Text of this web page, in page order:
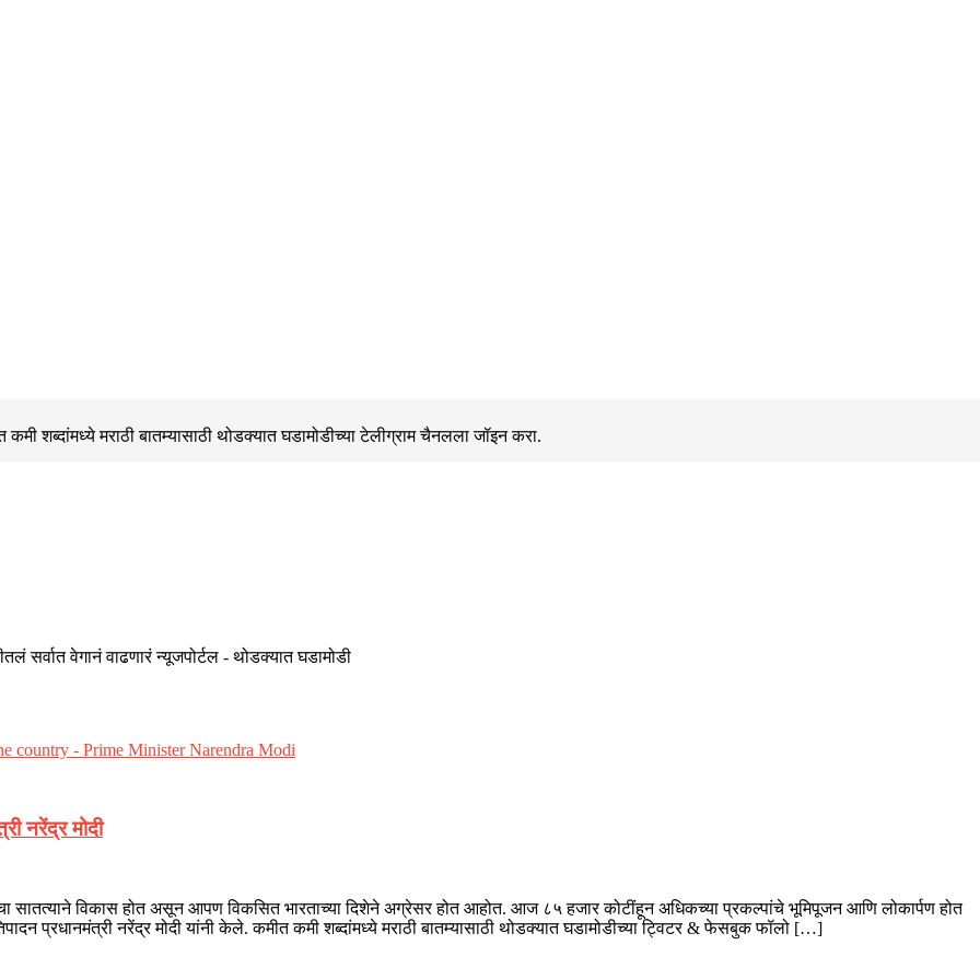
कमी शब्दांमध्ये मराठी बातम्यासाठी थोडक्यात घडामोडीच्याटेलीग्राम चैनलला जॉइन करा.
सर्वात वेगानं वाढणारं न्यूजपोर्टल - थोडक्यात घडामोडी
नरेंद्र मोदी
सातत्याने विकास होत असून आपण विकसित भारताच्या दिशेने अग्रेसर होत आहोत. आज ८५ हजार कोटींहून अधिकच्या प्रकल्पांचे भूमिपूजन आणि लोकार्पण होत
प्रधानमंत्री नरेंद्र मोदी यांनी केले. कमीत कमी शब्दांमध्ये मराठी बातम्यासाठी थोडक्यात घडामोडीच्या ट्विटर & फेसबुक फॉलो […]